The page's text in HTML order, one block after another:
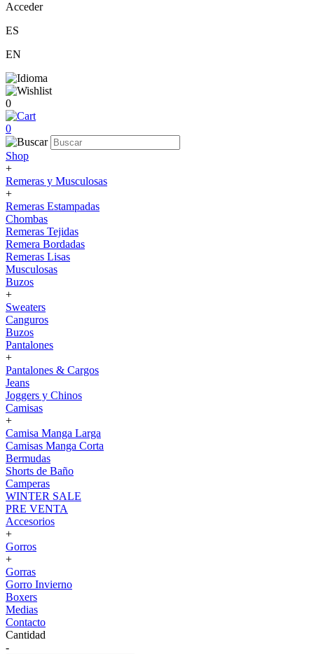
Acceder
ES
EN
0
0
Shop
+
Remeras y Musculosas
+
Remeras Estampadas
Chombas
Remeras Tejidas
Remera Bordadas
Remeras Lisas
Musculosas
Buzos
+
Sweaters
Canguros
Buzos
Pantalones
+
Pantalones & Cargos
Jeans
Joggers y Chinos
Camisas
+
Camisa Manga Larga
Camisas Manga Corta
Bermudas
Shorts de Baño
Camperas
WINTER SALE
PRE VENTA
Accesorios
+
Gorros
+
Gorras
Gorro Invierno
Boxers
Medias
Contacto
Cantidad
-